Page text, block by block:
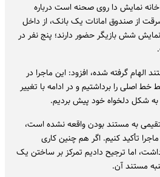
خانه نمایش دا روی صحنه است درباره
از صندوق امانات یک بانک، از داخل
شش بازیگر حضور دارند؛ پنج نفر در
الهام گرفته شده، افزود: این ماجرا در
خط اصلی را برداشتیم و در ادامه با تغییر
شکل دلخواه خود پیش بردیم.
به مستند بودن واقعه نشده است،
تأکید کنیم. اگر هم چنین کاری
اما ترجیح دادیم تمرکز بر ساختن یک
مستند آن.